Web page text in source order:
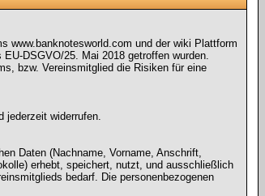
www.banknotesworld.com und der wiki Plattform
DSGVO/25. Mai 2018 getroffen wurden.
bzw. Vereinsmitglied die Risiken für eine
jederzeit widerrufen.
Daten (Nachname, Vorname, Anschrift,
erhebt, speichert, nutzt, und ausschließlich
bedarf. Die personenbezogenen